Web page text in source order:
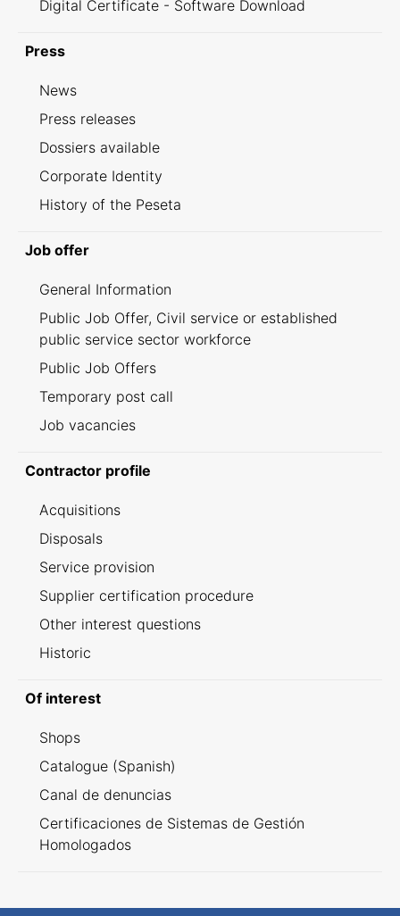
Digital Certificate - Software Download
Press
News
Press releases
Dossiers available
Corporate Identity
History of the Peseta
Job offer
General Information
Public Job Offer, Civil service or established
public service sector workforce
Public Job Offers
Temporary post call
Job vacancies
Contractor profile
Acquisitions
Disposals
Service provision
Supplier certification procedure
Other interest questions
Historic
Of interest
Shops
Catalogue (Spanish)
Canal de denuncias
Certificaciones de Sistemas de Gestión
Homologados